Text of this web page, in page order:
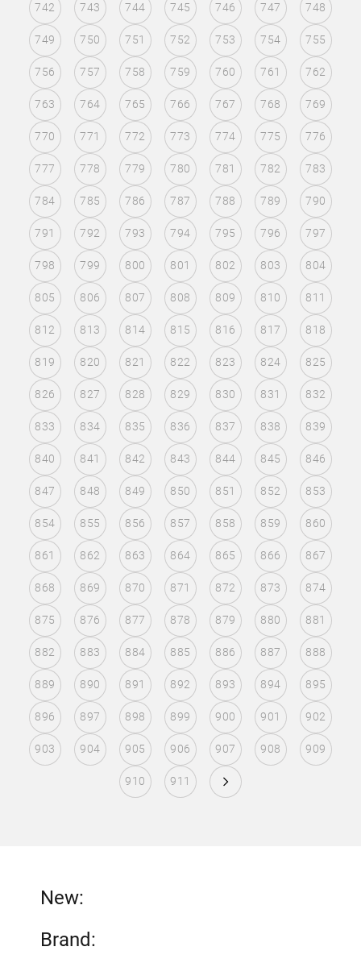
742 743 744 745 746 747 748
749 750 751 752 753 754 755
756 757 758 759 760 761 762
763 764 765 766 767 768 769
770 771 772 773 774 775 776
777 778 779 780 781 782 783
784 785 786 787 788 789 790
791 792 793 794 795 796 797
798 799 800 801 802 803 804
805 806 807 808 809 810 811
812 813 814 815 816 817 818
819 820 821 822 823 824 825
826 827 828 829 830 831 832
833 834 835 836 837 838 839
840 841 842 843 844 845 846
847 848 849 850 851 852 853
854 855 856 857 858 859 860
861 862 863 864 865 866 867
868 869 870 871 872 873 874
875 876 877 878 879 880 881
882 883 884 885 886 887 888
889 890 891 892 893 894 895
896 897 898 899 900 901 902
903 904 905 906 907 908 909
910 911
New:
Brand: